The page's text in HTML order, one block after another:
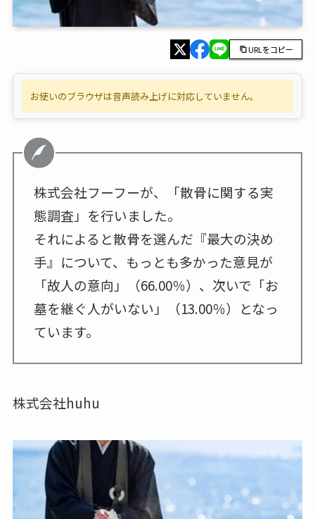
URLをコピー
お使いのブラウザは音声読み上げに対応していません。
株式会社フーフーが、「散骨に関する実
態調査」を行いました。
それによると散骨を選んだ『最大の決め
手』について、もっとも多かった意見が
「故人の意向」（66.00％）、次いで「お
墓を継ぐ人がいない」（13.00％）となっ
ています。
株式会社huhu